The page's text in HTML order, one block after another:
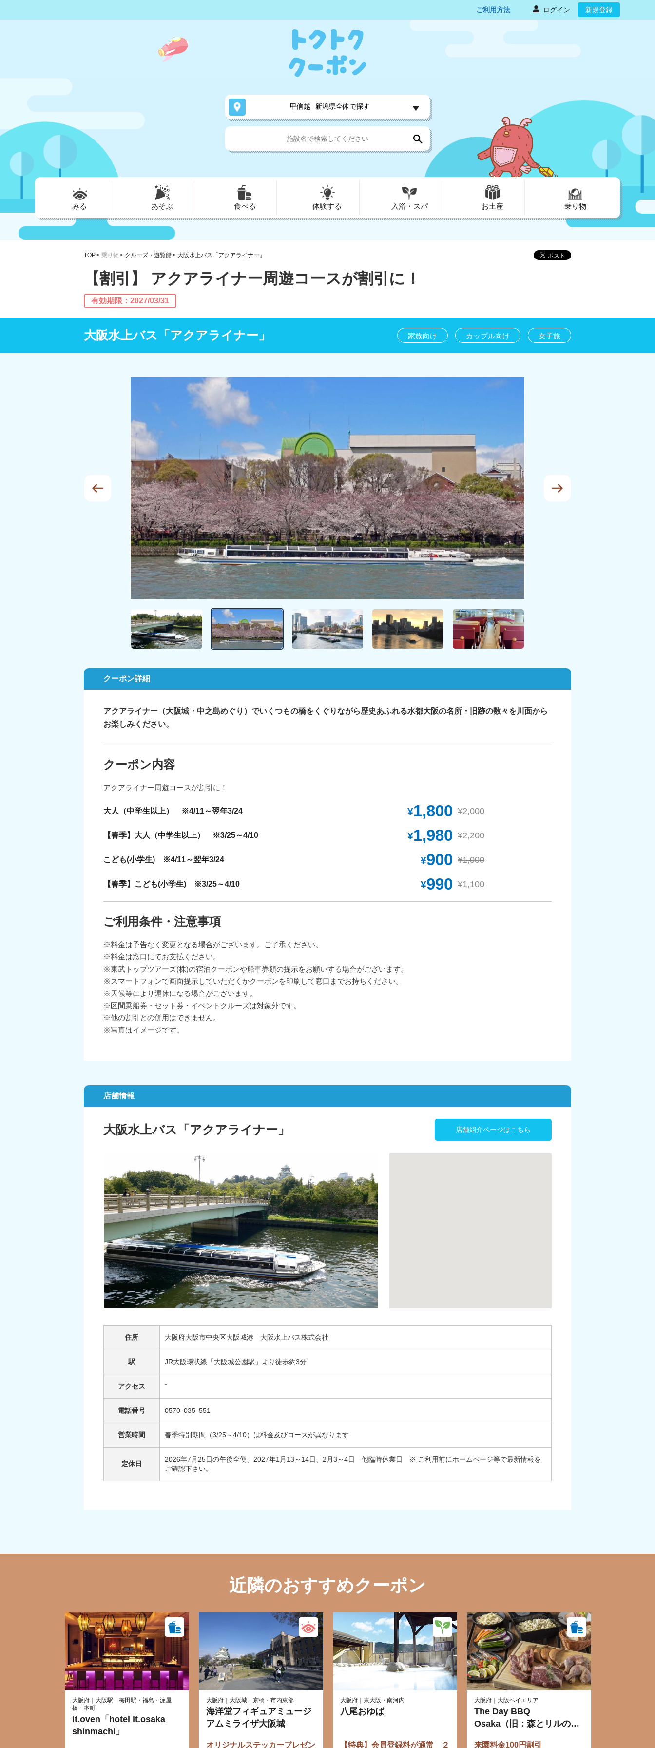
ご利用方法 ログイン 新規登録
甲信越 新潟県全体で探す
みる あそぶ 食べる 体験する 入浴・スパ お土産 乗り物
TOP 乗り物 クルーズ・遊覧船 大阪水上バス「アクアライナー」
【割引】 アクアライナー周遊コースが割引に！
有効期限：2027/03/31
大阪水上バス「アクアライナー」 家族向け カップル向け 女子旅
クーポン詳細
アクアライナー（大阪城・中之島めぐり）でいくつもの橋をくぐりながら歴史あふれる水都大阪の名所・旧跡の数々を川面から
お楽しみください。
クーポン内容
アクアライナー周遊コースが割引に！
大人（中学生以上） ※4/11～翌年3/24 ¥1,800 ¥2,000
【春季】大人（中学生以上） ※3/25～4/10 ¥1,980 ¥2,200
こども(小学生) ※4/11～翌年3/24 ¥900 ¥1,000
【春季】こども(小学生) ※3/25～4/10 ¥990 ¥1,100
ご利用条件・注意事項
※料金は予告なく変更となる場合がございます。ご了承ください。
※料金は窓口にてお支払ください。
※東武トップツアーズ(株)の宿泊クーポンや船車券類の提示をお願いする場合がございます。
※スマートフォンで画面提示していただくかクーポンを印刷して窓口までお持ちください。
※天候等により運休になる場合がございます。
※区間乗船券・セット券・イベントクルーズは対象外です。
※他の割引との併用はできません。
※写真はイメージです。
店舗情報
大阪水上バス「アクアライナー」 店舗紹介ページはこちら
住所 大阪府大阪市中央区大阪城港 大阪水上バス株式会社
駅 JR大阪環状線「大阪城公園駅」より徒歩約3分
アクセス ⁻
電話番号 0570ｰ035ｰ551
営業時間 春季特別期間（3/25～4/10）は料金及びコースが異なります
定休日
2026年7月25日の午後全便、2027年1月13～14日、2月3～4日 他臨時休業日 ※ ご利用前にホームページ等で最新情報を
ご確認下さい。
近隣のおすすめクーポン
大阪府｜大阪駅・梅田駅・福島・淀屋
橋・本町
it.oven「hotel it.osaka
shinmachi」
大阪府｜大阪城・京橋・市内東部
海洋堂フィギュアミュージ
アムミライザ大阪城
オリジナルステッカープレゼン
大阪府｜東大阪・南河内
八尾おゆば
【特典】会員登録料が通常 ２
大阪府｜大阪ベイエリア
The Day BBQ
Osaka（旧：森とリルの
来園料金100円割引